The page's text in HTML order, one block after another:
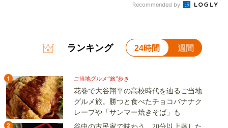
Recommended by
ランキング 24時間 週間
1 ご当地グルメ“旅”歩き
花巻で大谷翔平の高校時代を辿るご当地
グルメ旅。勝つと食べたチョコバナナク
レープや「サンマー焼きそば」も
2